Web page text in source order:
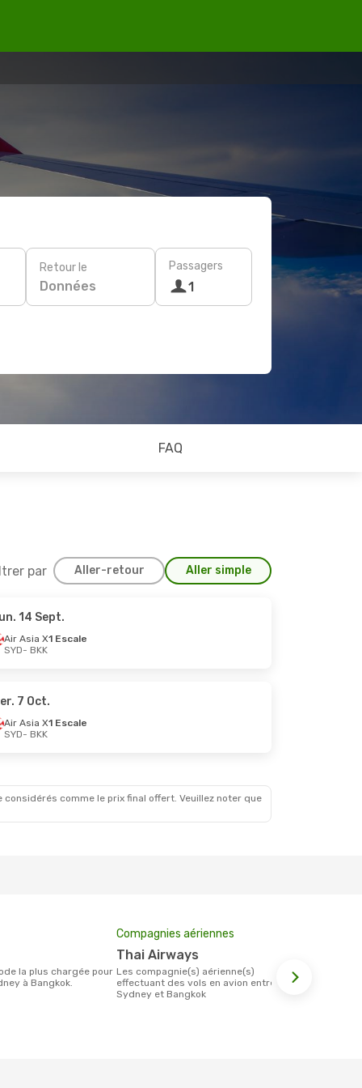
Retour le
Données
Passagers
1
FAQ
par Aller-retour Aller simple
Sept.
14 Sept.
Air Asia X1 Escale
SYD- BKK
7 Oct.
Air Asia X1 Escale
SYD- BKK
comme le prix final offert. Veuillez noter que
à Bangkok.
Compagnies aériennes
Thai Airways
Les compagnie(s) aérienne(s)
effectuant des vols en avion entre
Sydney et Bangkok